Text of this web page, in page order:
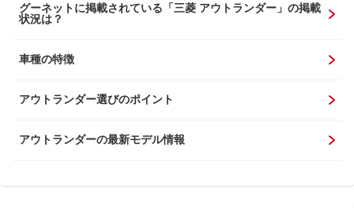
グーネットに掲載されている「三菱 アウトランダー」の掲載
状況は？
車種の特徴
アウトランダー選びのポイント
アウトランダーの最新モデル情報